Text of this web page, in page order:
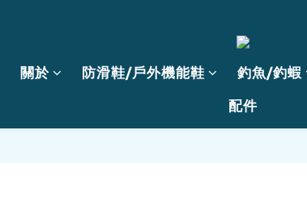
關於 防滑鞋/戶外機能鞋 釣魚/釣蝦
配件